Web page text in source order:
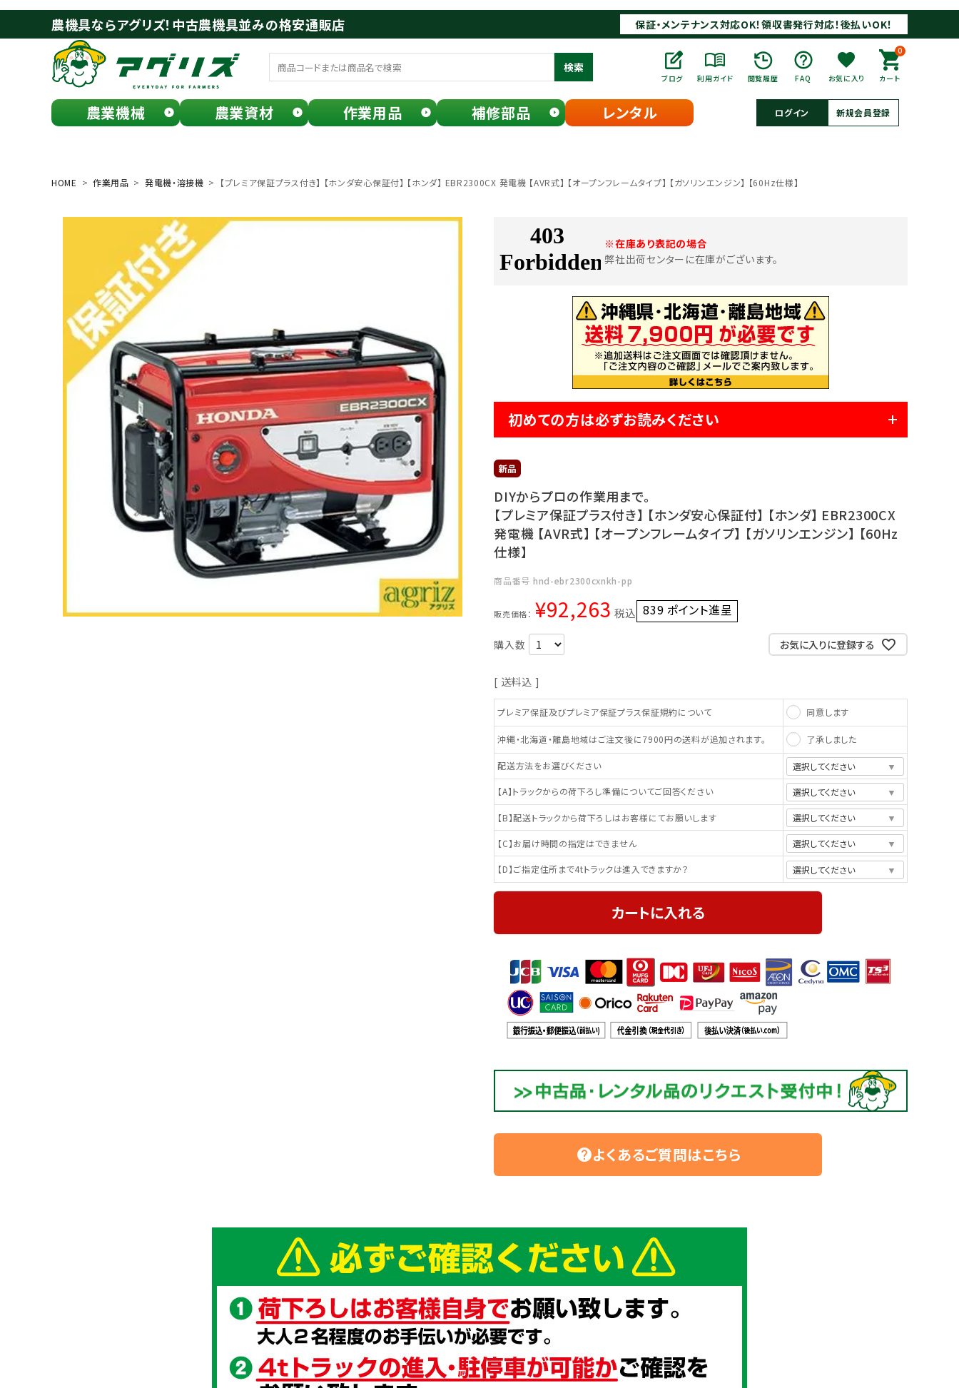
農機具ならアグリズ！中古農機具並みの格安通販店 保証・メンテナンス対応OK！領収書発行対応！後払いOK！
検索
ブログ 利用ガイド 閲覧履歴 FAQ お気に入り
0
カート
農業機械 農業資材 作業用品 補修部品 レンタル ログイン 新規会員登録
search
お気に入り一覧
閲覧履歴一覧
HOME 作業用品 発電機・溶接機 【プレミア保証プラス付き】 【ホンダ安心保証付】 【ホンダ】 EBR2300CX 発電機 【AVR式】 【オープンフレームタイプ】 【ガソリンエンジン】 【60Hz仕様】
※在庫あり表記の場合
弊社出荷センターに在庫がございます。
初めての方は必ずお読みください
DIYからプロの作業用まで。
【プレミア保証プラス付き】 【ホンダ安心保証付】 【ホンダ】 EBR2300CX
発電機 【AVR式】 【オープンフレームタイプ】 【ガソリンエンジン】 【60Hz
仕様】
商品番号 hnd-ebr2300cxnkh-pp
販売価格： ¥92,263 税込 839 ポイント進呈 ]
お気に入りに登録する
送料込
プレミア保証及びプレミア保証プラス保証規約について 同意します
沖縄・北海道・離島地域はご注文後に7900円の送料が追加されます。 了承しました
配送方法をお選びください
【A】トラックからの荷下ろし準備についてご回答ください
【B】配送トラックから荷下ろしはお客様にてお願いします
【C】お届け時間の指定はできません
【D】ご指定住所まで4tトラックは進入できますか？
カートに入れる
helpよくあるご質問はこちら